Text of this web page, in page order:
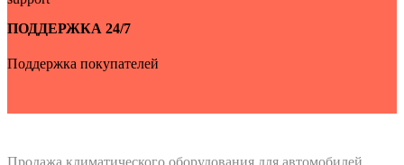
ПОДДЕРЖКА 24/7
Поддержка покупателей
Продажа климатического оборудования для автомобилей